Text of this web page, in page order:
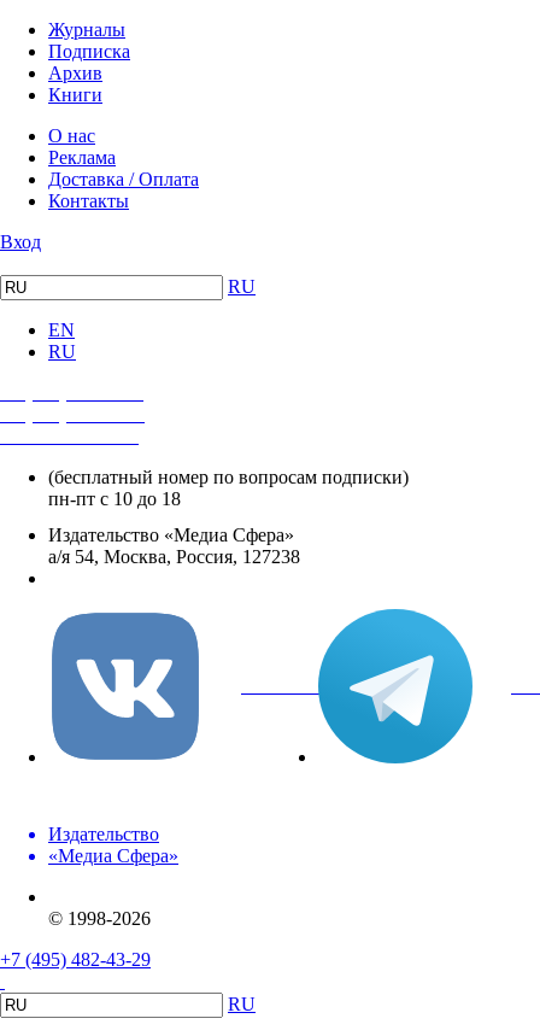
Журналы
Подписка
Архив
Книги
О нас
Реклама
Доставка / Оплата
Контакты
Вход
RU
EN
RU
(бесплатный номер по вопросам подписки)
пн-пт с 10 до 18
Издательство «Медиа Сфера»
а/я 54, Москва, Россия, 127238
вКонтакте
Издательство
«Медиа Сфера»
© 1998-2026
+7 (495) 482-43-29
RU